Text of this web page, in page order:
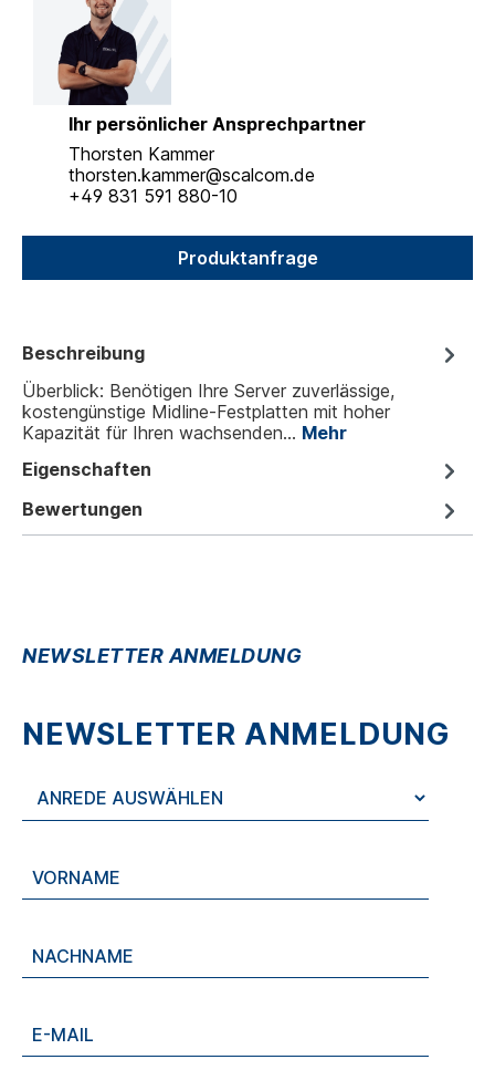
Ihr persönlicher Ansprechpartner
Thorsten Kammer
thorsten.kammer@scalcom.de
+49 831 591 880-10
Produktanfrage
Beschreibung
Überblick: Benötigen Ihre Server zuverlässige,
kostengünstige Midline-Festplatten mit hoher
Kapazität für Ihren wachsenden… Mehr
Eigenschaften
Bewertungen
NEWSLETTER ANMELDUNG
NEWSLETTER ANMELDUNG